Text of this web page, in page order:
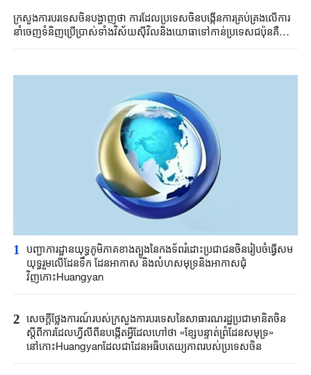
ក្រសួងការបរទេសចិនបង្ហាញថា ការដែលប្រទេសចិនបង្កើនការគ្រប់គ្រងលើការ
នាំចេញទំនិញប្រើប្រាស់ទាំងវិស័យស៊ីវិលនិងយោធាទៅកាន់ប្រទេសជប៉ុនគឺសម
1
បញ្ជាការដ្ឋានយុទ្ធភូមិភាគខាងត្បូងនៃកងទ័ពរំដោះប្រជាជនចិនរៀបចំធ្វើសម
យុទ្ធរួមលើដែនទឹក ដែនអាកាស និងលំហសមុទ្រនិងអាកាសជុំ
វិញកោះHuangyan
2 សេចក្តីថ្លែងការណ៍របស់ក្រសួងការបរទេសនៃសាធារណរដ្ឋប្រជាមានិតចិន
ស្តីពីការដែលហ្វីលីពីនបង្កើតអ្វីដែលហៅថា «ខ្សែបន្ទាត់ព្រំដែនសមុទ្រ»
នៅកោះHuangyanដែលជាដែនអធិបតេយ្យភាពរបស់ប្រទេសចិន